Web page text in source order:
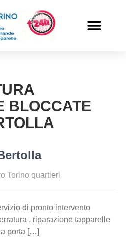
BLOCCATE
Torino quartieri
di pronto intervento
, riparazione tapparelle
porta […]